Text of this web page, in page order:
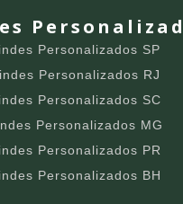
Personalizados SP
Personalizados RJ
Personalizados SC
Personalizados MG
Personalizados PR
Personalizados BH